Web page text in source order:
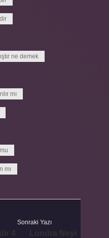
ne demek
mı
mı
Sonraki Yazı